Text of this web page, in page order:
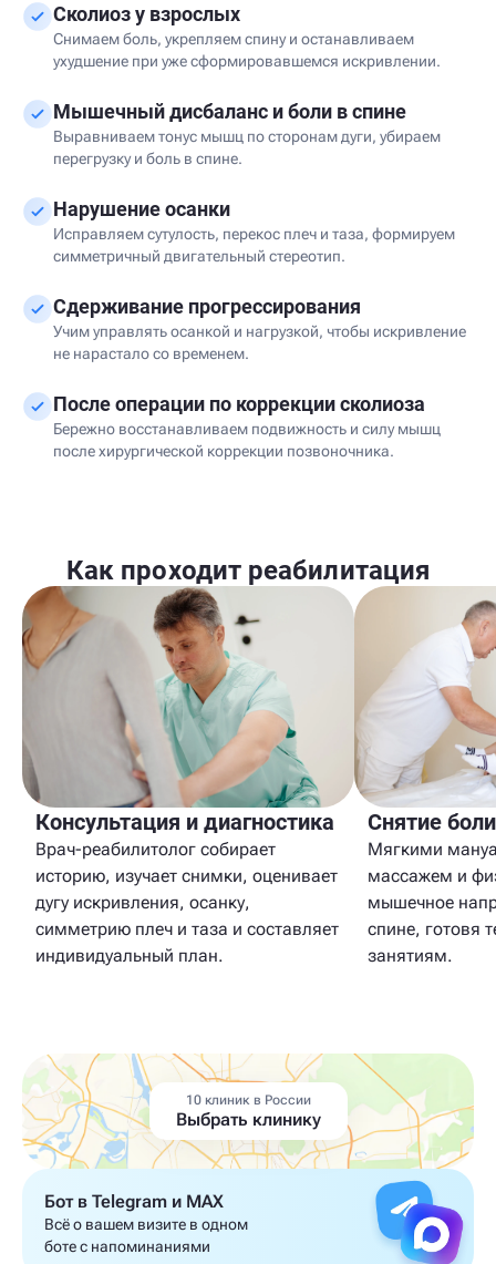
Сколиоз у взрослых
Снимаем боль, укрепляем спину и останавливаем
ухудшение при уже сформировавшемся искривлении.
Мышечный дисбаланс и боли в спине
Выравниваем тонус мышц по сторонам дуги, убираем
перегрузку и боль в спине.
Нарушение осанки
Исправляем сутулость, перекос плеч и таза, формируем
симметричный двигательный стереотип.
Сдерживание прогрессирования
Учим управлять осанкой и нагрузкой, чтобы искривление
не нарастало со временем.
После операции по коррекции сколиоза
Бережно восстанавливаем подвижность и силу мышц
после хирургической коррекции позвоночника.
Как проходит реабилитация
Консультация и диагностика
Врач-реабилитолог собирает
историю, изучает снимки, оценивает
дугу искривления, осанку,
симметрию плеч и таза и составляет
индивидуальный план.
Снятие боли
Мягкими
массажем и
мышечное
спине, готовя
занятиям.
10 клиник в России
Выбрать клинику
Бот в Telegram и MAX
Всё о вашем визите в одном
боте с напоминаниями